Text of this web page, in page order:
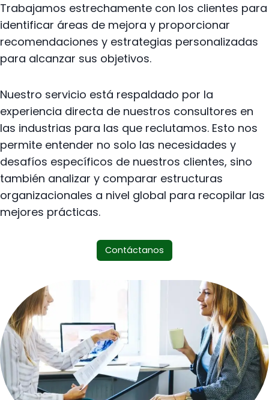
Trabajamos estrechamente con los clientes para
identificar áreas de mejora y proporcionar
recomendaciones y estrategias personalizadas
para alcanzar sus objetivos.
Nuestro servicio está respaldado por la
experiencia directa de nuestros consultores en
las industrias para las que reclutamos. Esto nos
permite entender no solo las necesidades y
desafíos específicos de nuestros clientes, sino
también analizar y comparar estructuras
organizacionales a nivel global para recopilar las
mejores prácticas.
Contáctanos